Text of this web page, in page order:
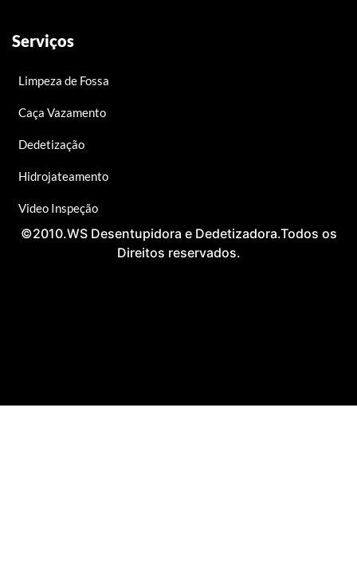
Serviços
Limpeza de Fossa
Caça Vazamento
Dedetização
Hidrojateamento
Video Inspeção
©2010.WS Desentupidora e Dedetizadora.Todos os
Direitos reservados.